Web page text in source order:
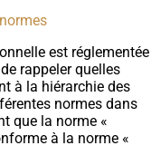
est réglementée
rappeler quelles
à la hiérarchie des
normes dans
que la norme «
à la norme «